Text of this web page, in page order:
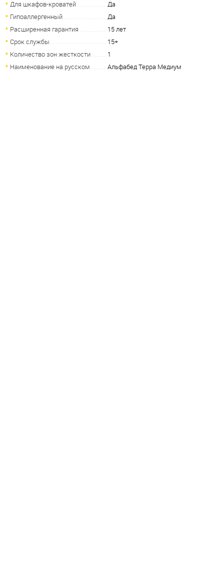
Для шкафов-кроватей
Да
Гипоаллергенный
Да
Расширенная гарантия
15 лет
Срок службы
15+
Количество зон жесткости
1
Наименование на русском
Альфабед Терра Медиум